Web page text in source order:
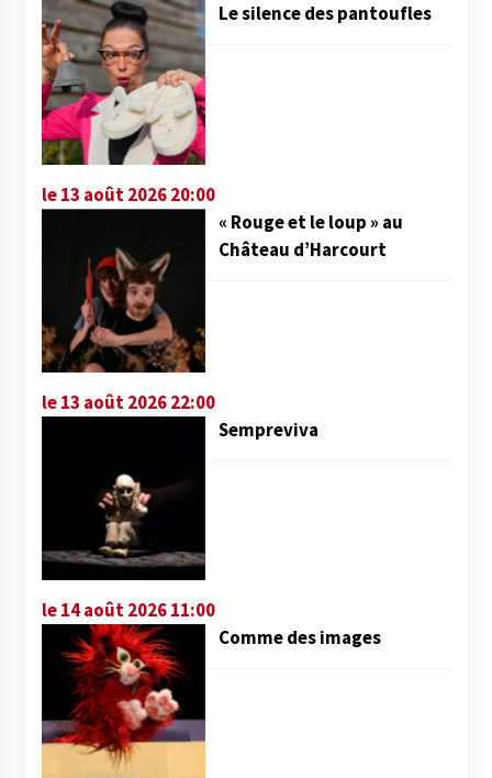
Le silence des pantoufles
le 13 août 2026 20:00
« Rouge et le loup » au
Château d’Harcourt
le 13 août 2026 22:00
Sempreviva
le 14 août 2026 11:00
Comme des images